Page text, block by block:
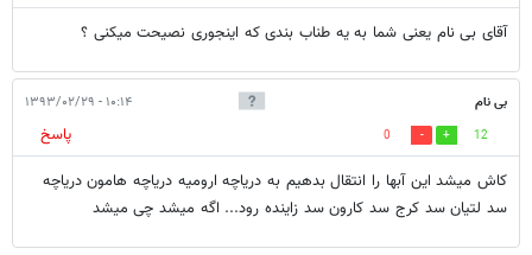
آقای بی نام یعنی شما به یه طناب بندی که اینجوری نصیحت میکنی ؟
بی نام ۱۰:۱۴ - ۱۳۹۳/۰۲/۲۹
12
0
پاسخ
کاش میشد این آبها را انتقال بدهیم به دریاچه ارومیه دریاچه هامون دریاچه
سد لتیان سد کرج سد کارون سد زاینده رود... اگه میشد چی میشد